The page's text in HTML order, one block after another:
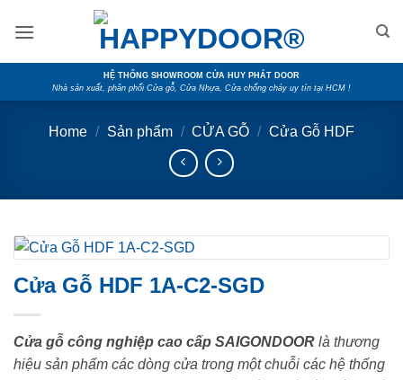
HỆ THỐNG SHOWROOM CỬA HUY PHÁT DOOR
Nhà sản xuất, phân phối Cửa gỗ, Cửa Nhựa, Cửa chống cháy uy tín tại HCM !
Home / Sản phẩm / CỬA GỖ / Cửa Gỗ HDF
Cửa Gỗ HDF 1A-C2-SGD
Cửa gỗ công nghiệp cao cấp SAIGONDOOR là thương
hiệu sản phẩm các dòng cửa trong một chuỗi các hệ thống